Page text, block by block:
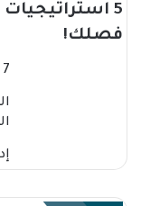
5
فصلك!
7 استراتيجيات لفهم التعلم النشط